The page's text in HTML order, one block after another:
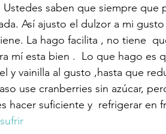
saben que siempre
Así ajusto el dulzor a mi
La hago facilita , no tiene
mí esta bien .  Lo que hago es
y vainilla al gusto ,hasta que
use cranberries sin azúcar,
hacer suficiente y  refrigerar en